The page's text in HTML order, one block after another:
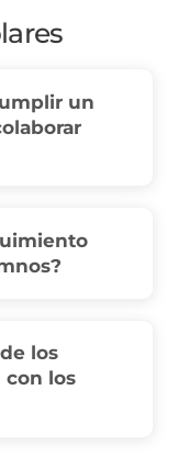
un
los
con los